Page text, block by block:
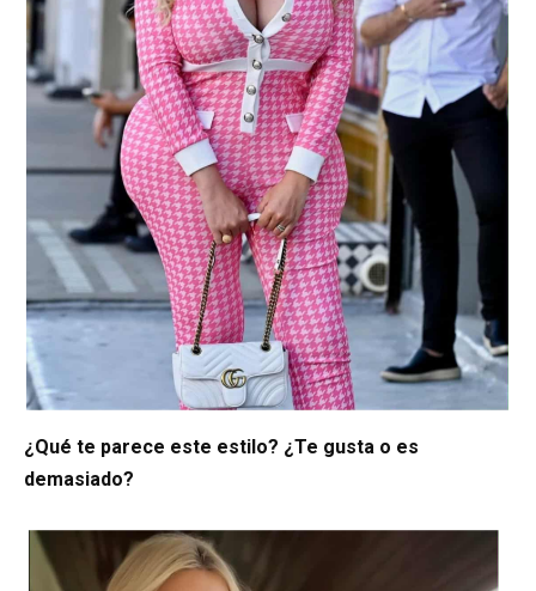
¿Qué te parece este estilo? ¿Te gusta o es
demasiado?